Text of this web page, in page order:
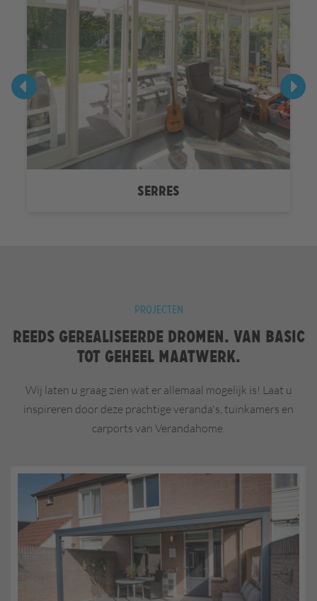
SERRES
PROJECTEN
Reeds gerealiseerde dromen. Van basic
tot geheel maatwerk.
Wij laten u graag zien wat er allemaal mogelijk is! Laat u
inspireren door deze prachtige veranda's, tuinkamers en
carports van Verandahome.